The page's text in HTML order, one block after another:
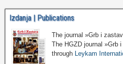
Izdanja | Publications
The journal »Grb i
The HGZD journal »Grb
through
Leykam